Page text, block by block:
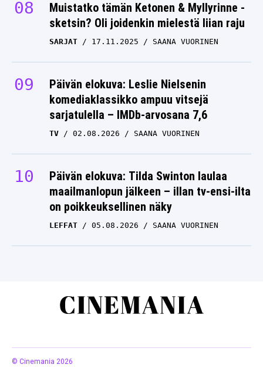
Muistatko tämän Ketonen & Myllyrinne -
sketsin? Oli joidenkin mielestä liian raju
SARJAT 17.11.2025 SAANA VUORINEN
Päivän elokuva: Leslie Nielsenin
komediaklassikko ampuu vitsejä
sarjatulella – IMDb-arvosana 7,6
TV 02.08.2026 SAANA VUORINEN
Päivän elokuva: Tilda Swinton laulaa
maailmanlopun jälkeen – illan tv-ensi-ilta
on poikkeuksellinen näky
LEFFAT 05.08.2026 SAANA VUORINEN
© Cinemania 2026